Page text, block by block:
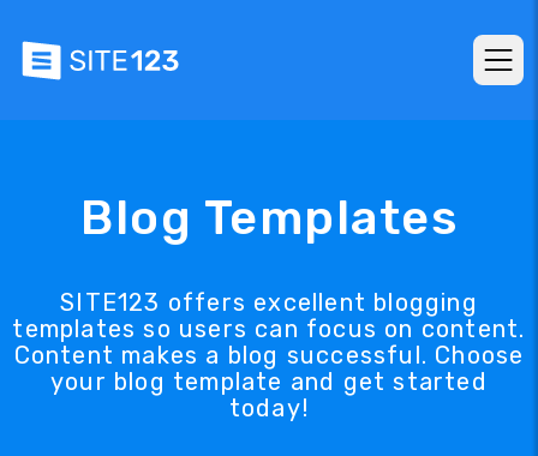
Blog Templates
SITE123 offers excellent blogging
templates so users can focus on content.
Content makes a blog successful. Choose
your blog template and get started
today!